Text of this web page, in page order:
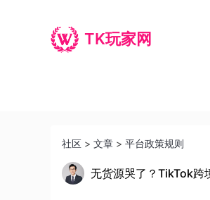
TK玩家网
社区 > 文章 > 平台政策规则
无货源哭了？TikTok跨